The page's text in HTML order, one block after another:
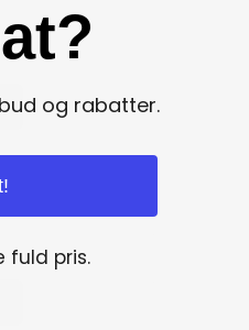
og rabatter.
fuld pris.